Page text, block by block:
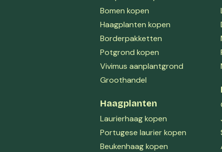
Bomen kopen
Haagplanten kopen
Borderpakketten
Potgrond kopen
Vivimus aanplantgrond
Groothandel
Haagplanten
Laurierhaag kopen
Portugese laurier kopen
Beukenhaag kopen